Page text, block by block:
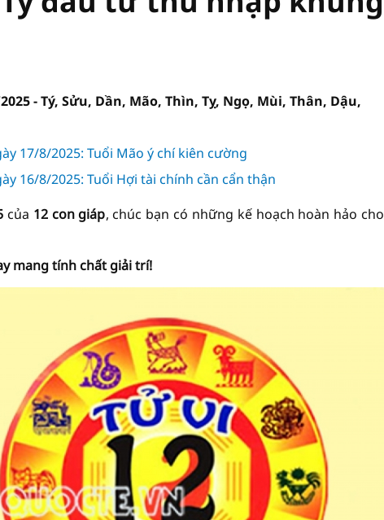
- Tý, Sửu, Dần, Mão, Thìn, Tỵ, Ngọ, Mùi, Thân, Dậu,
17/8/2025: Tuổi Mão ý chí kiên cường
16/8/2025: Tuổi Hợi tài chính cần cẩn thận
của 12 con giáp, chúc bạn có những kế hoạch hoàn hảo cho
mang tính chất giải trí!